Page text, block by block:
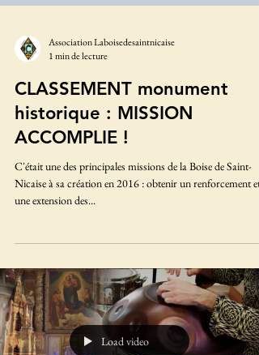
Association Laboisedesaintnicaise
1 min de lecture
CLASSEMENT monument
historique : MISSION
Nicaise à sa création en 2016 : obtenir un renforcement et
une extension des...